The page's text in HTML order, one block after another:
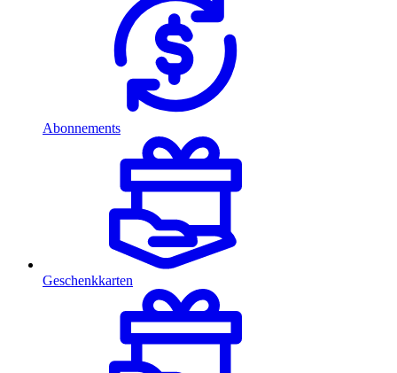
Abonnements
Geschenkkarten